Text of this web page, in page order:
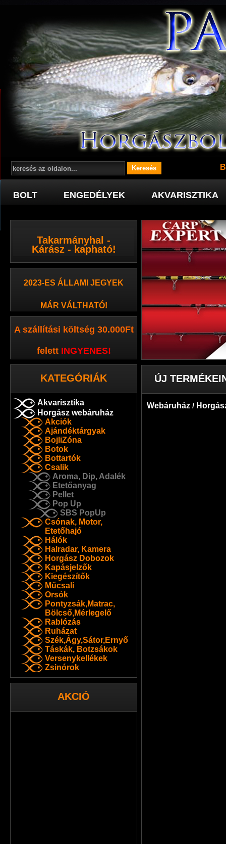
BOLT ENGEDÉLYEK AKVARISZTIKA
Takarmányhal -
Kárász - kapható!
2023-ES ÁLLAMI JEGYEK
MÁR VÁLTHATÓ!
A szállítási költség 30.000Ft
felett INGYENES!
KATEGÓRIÁK
Akvarisztika
Horgász webáruház
Akciók
Ajándéktárgyak
BojliZóna
Botok
Bottartók
Csalik
Aroma, Dip, Adalék
Etetőanyag
Pellet
Pop Up
SBS PopUp
Csónak, Motor,
Etetőhajó
Hálók
Halradar, Kamera
Horgász Dobozok
Kapásjelzők
Kiegészítők
Műcsali
Orsók
Pontyzsák,Matrac,
Bölcső,Mérlegelő
Rablózás
Ruházat
Szék,Ágy,Sátor,Ernyő
Táskák, Botzsákok
Versenykellékek
Zsinórok
AKCIÓ
ÚJ
Webáruház /